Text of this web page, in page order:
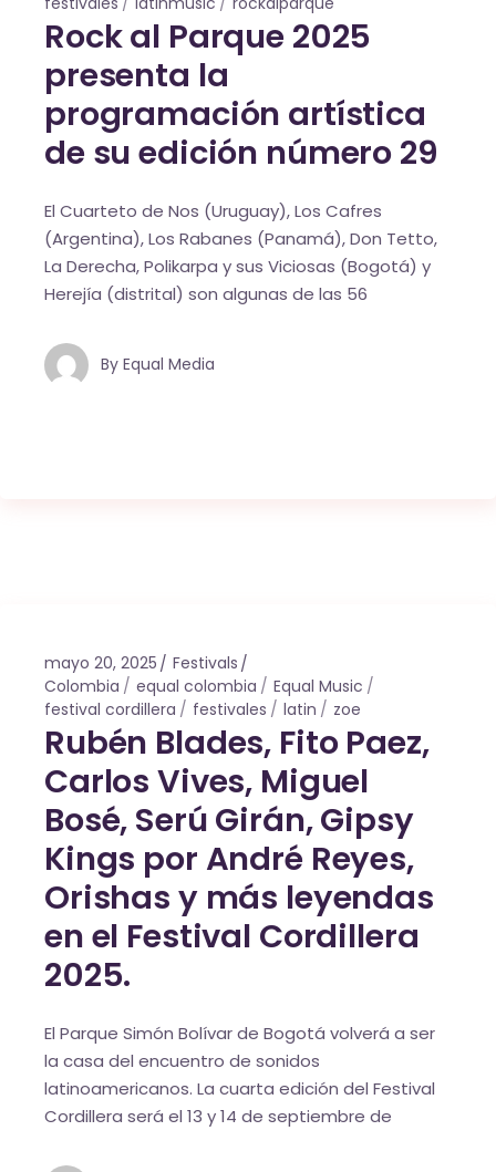
Rock al Parque 2025
presenta la
programación artística
de su edición número 29
El Cuarteto de Nos (Uruguay), Los Cafres
(Argentina), Los Rabanes (Panamá), Don Tetto,
La Derecha, Polikarpa y sus Viciosas (Bogotá) y
Herejía (distrital) son algunas de las 56
By Equal Media
mayo 20, 2025
Festivals
Colombia
equal colombia
Equal Music
festival cordillera
festivales latin zoe
Rubén Blades, Fito Paez,
Carlos Vives, Miguel
Bosé, Serú Girán, Gipsy
Kings por André Reyes,
Orishas y más leyendas
en el Festival Cordillera
2025.
El Parque Simón Bolívar de Bogotá volverá a ser
la casa del encuentro de sonidos
latinoamericanos. La cuarta edición del Festival
Cordillera será el 13 y 14 de septiembre de